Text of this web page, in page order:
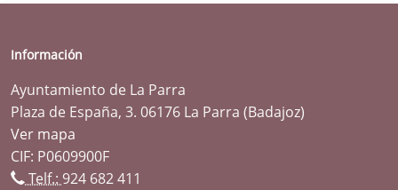
Información
Ayuntamiento de La Parra
Plaza de España, 3. 06176 La Parra (Badajoz)
Ver mapa
CIF: P0609900F
Telf.: 924 682 411